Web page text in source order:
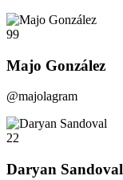
99
Majo González
@majolagram
22
Daryan Sandoval